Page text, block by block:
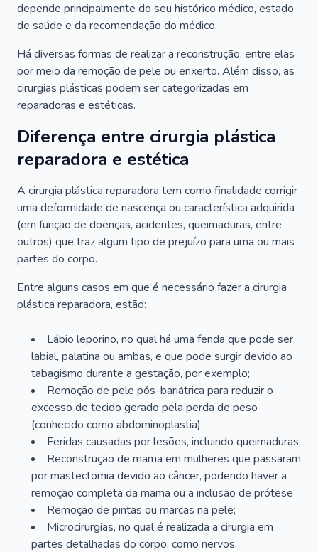
depende principalmente do seu histórico médico, estado
de saúde e da recomendação do médico.
Há diversas formas de realizar a reconstrução, entre elas
por meio da remoção de pele ou enxerto. Além disso, as
cirurgias plásticas podem ser categorizadas em
reparadoras e estéticas.
Diferença entre cirurgia plástica
reparadora e estética
A cirurgia plástica reparadora tem como finalidade corrigir
uma deformidade de nascença ou característica adquirida
(em função de doenças, acidentes, queimaduras, entre
outros) que traz algum tipo de prejuízo para uma ou mais
partes do corpo.
Entre alguns casos em que é necessário fazer a cirurgia
plástica reparadora, estão:
Lábio leporino, no qual há uma fenda que pode ser
labial, palatina ou ambas, e que pode surgir devido ao
tabagismo durante a gestação, por exemplo;
Remoção de pele pós-bariátrica para reduzir o
excesso de tecido gerado pela perda de peso
(conhecido como abdominoplastia)
Feridas causadas por lesões, incluindo queimaduras;
Reconstrução de mama em mulheres que passaram
por mastectomia devido ao câncer, podendo haver a
remoção completa da mama ou a inclusão de prótese
Remoção de pintas ou marcas na pele;
Microcirurgias, no qual é realizada a cirurgia em
partes detalhadas do corpo, como nervos.